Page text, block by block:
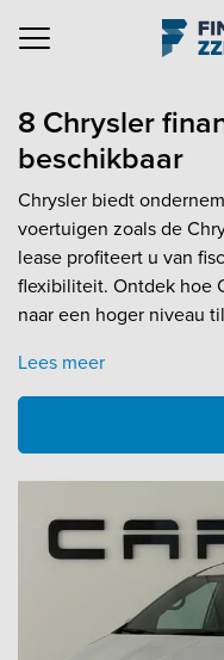
Navigation
8 Chrysler
beschikbaar
Chrysler biedt
voertuigen zoals de
lease profiteert u van
flexibiliteit. Ontdek hoe
naar een hoger niveau
Lees meer